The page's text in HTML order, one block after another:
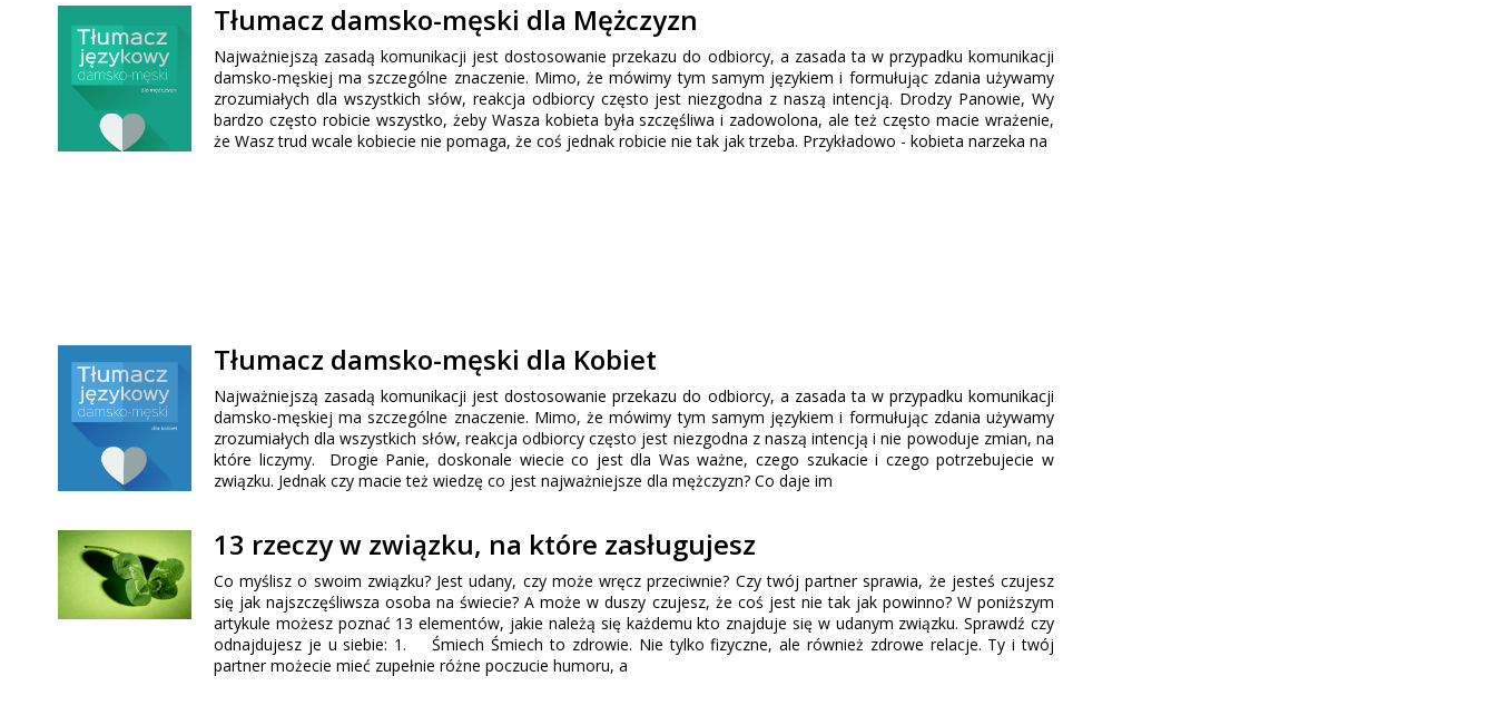
Tłumacz damsko-męski dla Mężczyzn
Najważniejszą zasadą komunikacji jest dostosowanie przekazu do odbiorcy, a zasada ta w przypadku komunikacji
damsko-męskiej ma szczególne znaczenie. Mimo, że mówimy tym samym językiem i formułując zdania używamy
zrozumiałych dla wszystkich słów, reakcja odbiorcy często jest niezgodna z naszą intencją. Drodzy Panowie, Wy
bardzo często robicie wszystko, żeby Wasza kobieta była szczęśliwa i zadowolona, ale też często macie wrażenie,
że Wasz trud wcale kobiecie nie pomaga, że coś jednak robicie nie tak jak trzeba. Przykładowo - kobieta narzeka na
Tłumacz damsko-męski dla Kobiet
Najważniejszą zasadą komunikacji jest dostosowanie przekazu do odbiorcy, a zasada ta w przypadku komunikacji
damsko-męskiej ma szczególne znaczenie. Mimo, że mówimy tym samym językiem i formułując zdania używamy
zrozumiałych dla wszystkich słów, reakcja odbiorcy często jest niezgodna z naszą intencją i nie powoduje zmian, na
które liczymy. Drogie Panie, doskonale wiecie co jest dla Was ważne, czego szukacie i czego potrzebujecie w
związku. Jednak czy macie też wiedzę co jest najważniejsze dla mężczyzn? Co daje im
13 rzeczy w związku, na które zasługujesz
Co myślisz o swoim związku? Jest udany, czy może wręcz przeciwnie? Czy twój partner sprawia, że jesteś czujesz
się jak najszczęśliwsza osoba na świecie? A może w duszy czujesz, że coś jest nie tak jak powinno? W poniższym
artykule możesz poznać 13 elementów, jakie należą się każdemu kto znajduje się w udanym związku. Sprawdź czy
odnajdujesz je u siebie: 1. Śmiech Śmiech to zdrowie. Nie tylko fizyczne, ale również zdrowe relacje. Ty i twój
partner możecie mieć zupełnie różne poczucie humoru, a